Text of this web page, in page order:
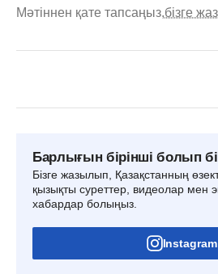
Мәтіннен қате тапсаңыз,бізге
Барлығын бірінші болып
Бізге жазылып, Қазақстанның
қызықты суреттер, видеолар мен
хабардар болыңыз.
Instagram